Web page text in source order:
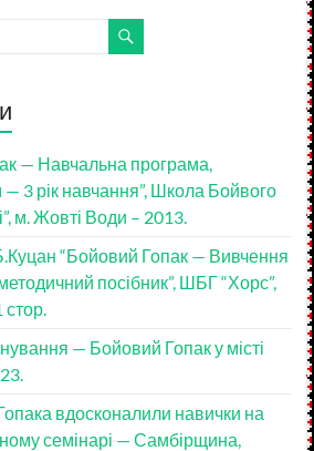
— Навчальна програма,
3 рік навчання”, Школа Бойвого
м. Жовті Води – 2013.
“Бойовий Гопак — Вивчення
посібник”, ШБГ “Хорс”,
стор.
— Бойовий Гопак у місті
вдосконалили навички на
семінарі — Самбірщина,